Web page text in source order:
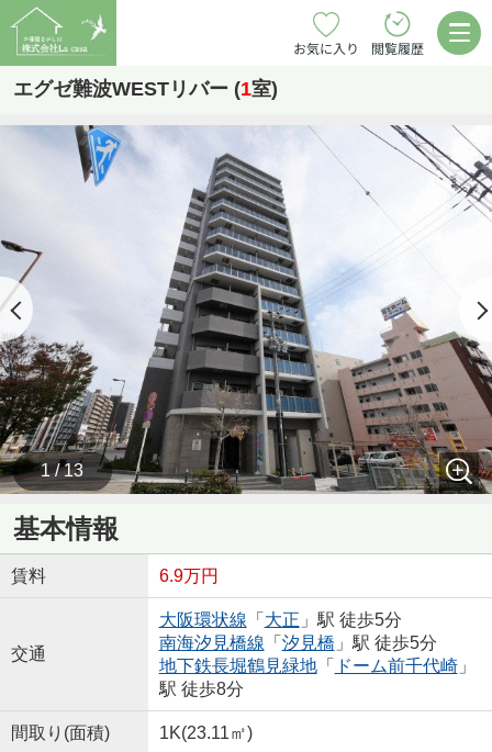
お気に入り 閲覧履歴
エグゼ難波WESTリバー (1室)
1 / 13
基本情報
賃料 6.9万円
交通
大阪環状線 「 大正 」駅 徒歩5分
南海汐見橋線 「 汐見橋 」駅 徒歩5分
地下鉄長堀鶴見緑地「 ドーム前千代崎」
駅 徒歩8分
間取り(面積) 1K(23.11㎡)